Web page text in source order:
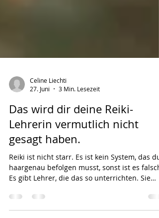
Celine Liechti
27. Juni
3 Min. Lesezeit
Das wird dir deine Reiki-
Lehrerin vermutlich nicht
gesagt haben.
Reiki ist nicht starr. Es ist kein System, das du
haargenau befolgen musst, sonst ist es falsch.